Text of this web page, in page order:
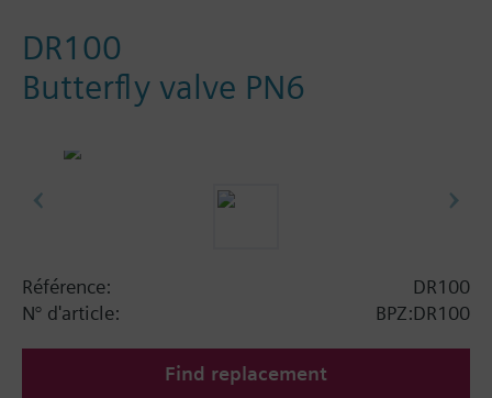
DR100
Butterfly valve PN6
Référence:
DR100
N° d'article:
BPZ:DR100
Find replacement